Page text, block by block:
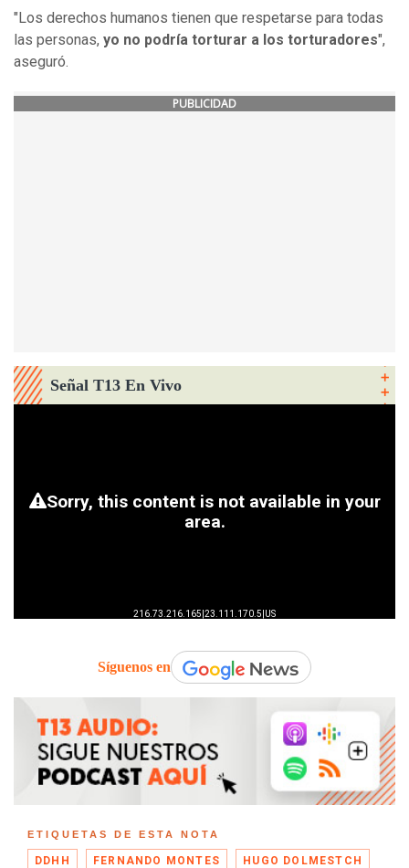
"Los derechos humanos tienen que respetarse para todas
las personas, yo no podría torturar a los torturadores",
aseguró.
PUBLICIDAD
Señal T13 En Vivo
Síguenos en
ETIQUETAS DE ESTA NOTA
DDHH FERNANDO MONTES HUGO DOLMESTCH